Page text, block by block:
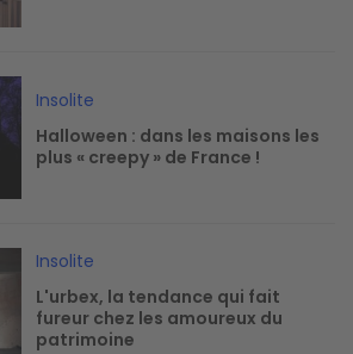
Insolite
Halloween : dans les maisons les
plus « creepy » de France !
Insolite
L'urbex, la tendance qui fait
fureur chez les amoureux du
patrimoine